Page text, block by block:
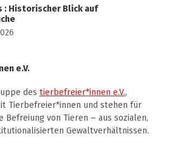
: Historischer Blick auf
e.V.
des tierbefreier*innen e.V.,
Tierbefreier*innen und stehen für
Befreiung von Tieren – aus sozialen,
Gewaltverhältnissen.